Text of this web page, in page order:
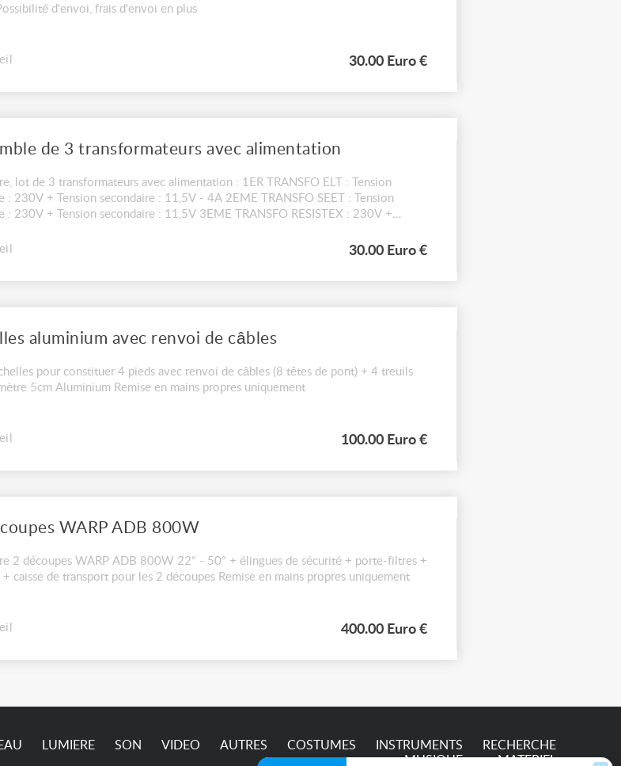
d'envoi, frais d'envoi en plus
30.00 Euro €
de 3 transformateurs avec alimentation
lot de 3 transformateurs avec alimentation : 1ER TRANSFO ELT : Tension
: 230V + Tension secondaire : 11,5V - 4A 2EME TRANSFO SEET : Tension
: 230V + Tension secondaire : 11,5V 3EME TRANSFO RESISTEX : 230V +
30.00 Euro €
aluminium avec renvoi de câbles
pour constituer 4 pieds avec renvoi de câbles (8 têtes de pont) + 4 treuils
5cm Aluminium Remise en mains propres uniquement
100.00 Euro €
WARP ADB 800W
2 découpes WARP ADB 800W 22° - 50° + élingues de sécurité + porte-filtres +
caisse de transport pour les 2 découpes Remise en mains propres uniquement
400.00 Euro €
LUMIERE SON VIDEO AUTRES COSTUMES
INSTRUMENTS
MUSIQUE
RECHERCHE
MATERIEL